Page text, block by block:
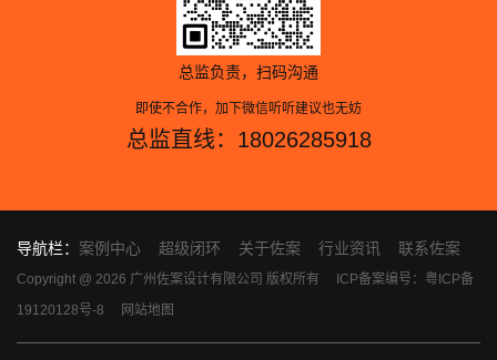
总监负责，扫码沟通
即使不合作，加下微信听听建议也无妨
总监直线：18026285918
导航栏： 案例中心 超级闭环 关于佐案 行业资讯 联系佐案
Copyright @ 2026 广州佐案设计有限公司 版权所有
ICP备案编号：粤ICP备
19120128号-8
网站地图